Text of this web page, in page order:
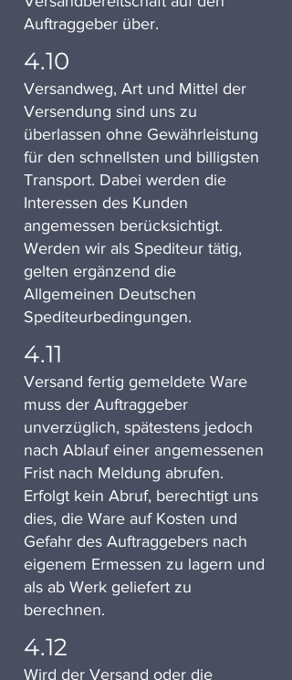
Auftraggeber über.
4.10
Versandweg, Art und Mittel der
Versendung sind uns zu
überlassen ohne Gewährleistung
für den schnellsten und billigsten
Transport. Dabei werden die
Interessen des Kunden
angemessen berücksichtigt.
Werden wir als Spediteur tätig,
gelten ergänzend die
Allgemeinen Deutschen
Spediteurbedingungen.
4.11
Versand fertig gemeldete Ware
muss der Auftraggeber
unverzüglich, spätestens jedoch
nach Ablauf einer angemessenen
Frist nach Meldung abrufen.
Erfolgt kein Abruf, berechtigt uns
dies, die Ware auf Kosten und
Gefahr des Auftraggebers nach
eigenem Ermessen zu lagern und
als ab Werk geliefert zu
berechnen.
4.12
Wird der Versand oder die